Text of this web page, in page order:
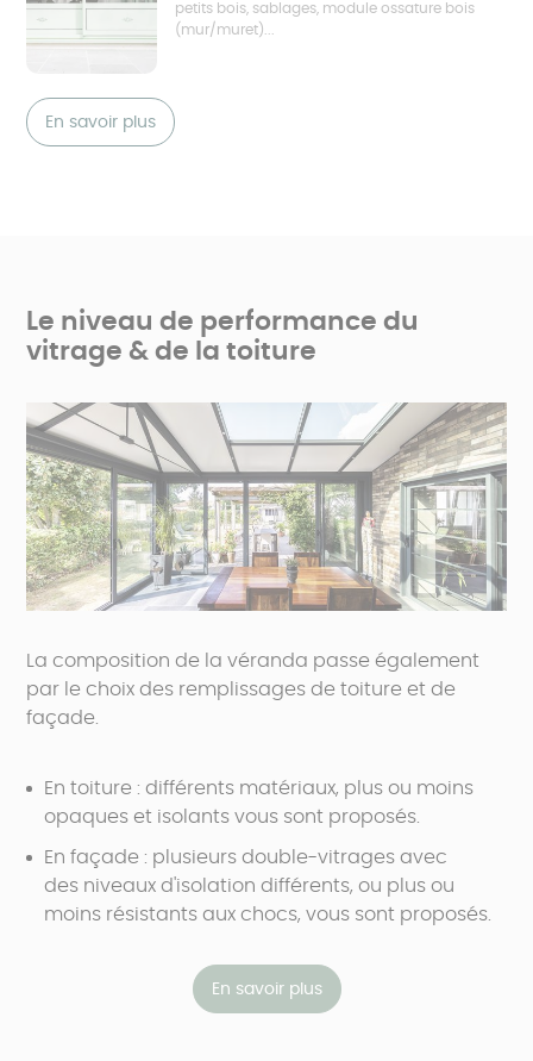
petits bois, sablages, module ossature bois
(mur/muret)...
En savoir plus
Le niveau de performance du
vitrage & de la toiture
La composition de la véranda passe également
par le choix des remplissages de toiture et de
façade.
En toiture : différents matériaux, plus ou moins
opaques et isolants vous sont proposés.
En façade : plusieurs double-vitrages avec
des niveaux d'isolation différents, ou plus ou
moins résistants aux chocs, vous sont proposés.
En savoir plus